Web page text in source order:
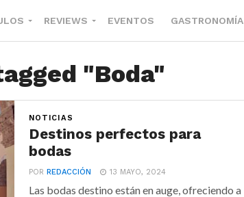
REVIEWS EVENTOS GASTRONOMÍA
"Boda"
NOTICIAS
Destinos perfectos para
bodas
PORREDACCIÓN 13 MAYO, 2024
Las bodas destino están en auge, ofreciendo a